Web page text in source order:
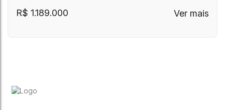
R$ 1.189.000